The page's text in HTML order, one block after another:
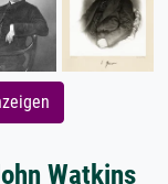
Watkins